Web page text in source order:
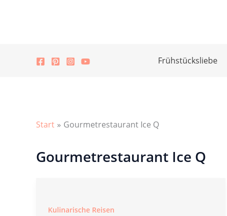
Frühstücksliebe
Start Gourmetrestaurant Ice Q
Gourmetrestaurant Ice Q
Kulinarische Reisen